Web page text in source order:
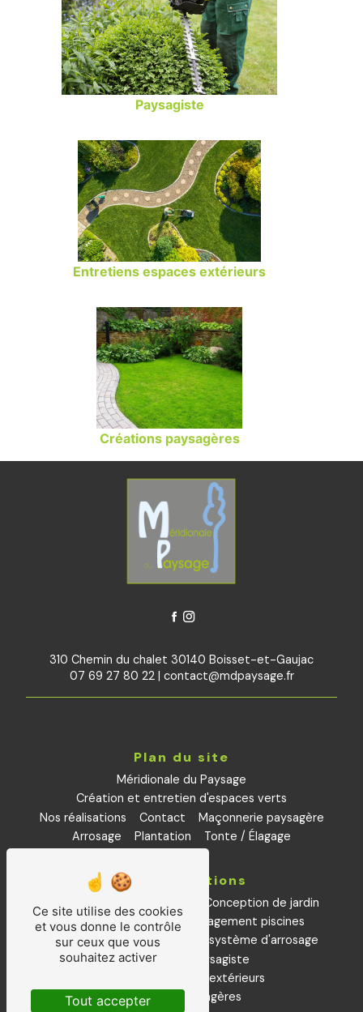
Paysagiste
Entretiens espaces extérieurs
Créations paysagères
310 Chemin du chalet 30140 Boisset-et-Gaujac
07 69 27 80 22| contact@mdpaysage.fr
Plan du site
Méridionale du Paysage
Création et entretien d'espaces verts
Nos réalisations
Contact
Maçonnerie paysagère
Arrosage
Plantation Tonte / Élagage
Nos prestations
Conception de jardin
Petite maçonnerie
aménagement piscines
Installation et remplacement système d'arrosage
Plantations
Paysagiste
Entretiens espaces extérieurs
Créations paysagères
Ce site utilise des cookies
et vous donne le contrôle
sur ceux que vous
souhaitez activer
Tout accepter